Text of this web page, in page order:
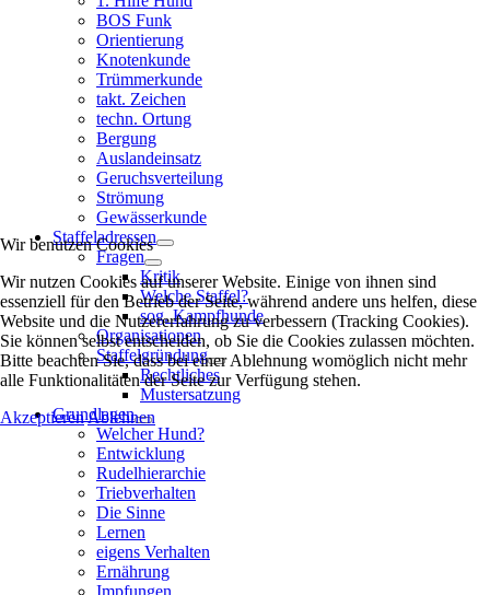
BOS Funk
Orientierung
Knotenkunde
Trümmerkunde
takt. Zeichen
techn. Ortung
Bergung
Auslandeinsatz
Geruchsverteilung
Strömung
Gewässerkunde
Staffeladressen
Fragen
Kritik
Welche Staffel?
sog. Kampfhunde
Organisationen
Staffelgründung
Rechtliches
Mustersatzung
Grundlagen
Welcher Hund?
Entwicklung
Rudelhierarchie
Triebverhalten
Die Sinne
Lernen
eigens Verhalten
Ernährung
Impfungen
Wir benutzen Cookies
Wir nutzen Cookies auf unserer Website. Einige von ihnen sind
essenziell für den Betrieb der Seite, während andere uns helfen, diese
Website und die Nutzererfahrung zu verbessern (Tracking Cookies).
Sie können selbst entscheiden, ob Sie die Cookies zulassen möchten.
Bitte beachten Sie, dass bei einer Ablehnung womöglich nicht mehr
alle Funktionalitäten der Seite zur Verfügung stehen.
AkzeptierenAblehnen